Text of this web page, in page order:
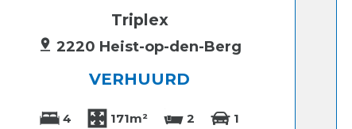
Triplex
2220 Heist-op-den-Berg
VERHUURD
4 171m² 2 1